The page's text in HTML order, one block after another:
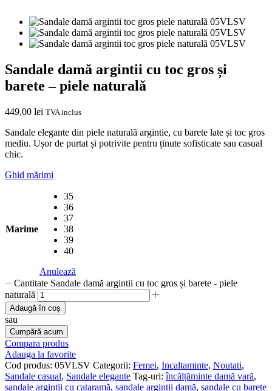
Sandale damă argintii cu toc gros și
barete – piele naturală
449,00 lei TVA inclus
Sandale elegante din piele naturală argintie, cu barete late și toc gros
mediu. Ușor de purtat și potrivite pentru ținute sofisticate sau casual
chic.
Ghid mărimi
Marime
35
36
37
38
39
40
Anulează
Cantitate Sandale damă argintii cu toc gros și barete - piele
naturală
Adaugă în coș
sau
Cumpără acum
Compara produs
Adauga la favorite
Cod produs: 05VLSV Categorii: Femei, Incaltaminte, Noutati,
Sandale casual, Sandale elegante Tag-uri: încălțăminte damă vară,
sandale argintii cu cataramă, sandale argintii damă, sandale cu barete